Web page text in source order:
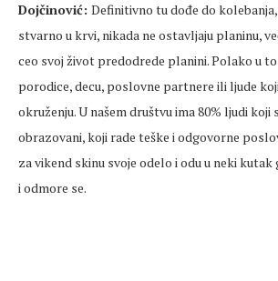
Dojčinović: Definitivno tu dođe do
stvarno u krvi, nikada ne ostavljaju planinu,
ceo svoj život predodrede planini. Polako u to
porodice, decu, poslovne partnere ili ljude
okruženju. U našem društvu ima 80% ljudi
obrazovani, koji rade teške i odgovorne
za vikend skinu svoje odelo i odu u neki kutak
i odmore se.